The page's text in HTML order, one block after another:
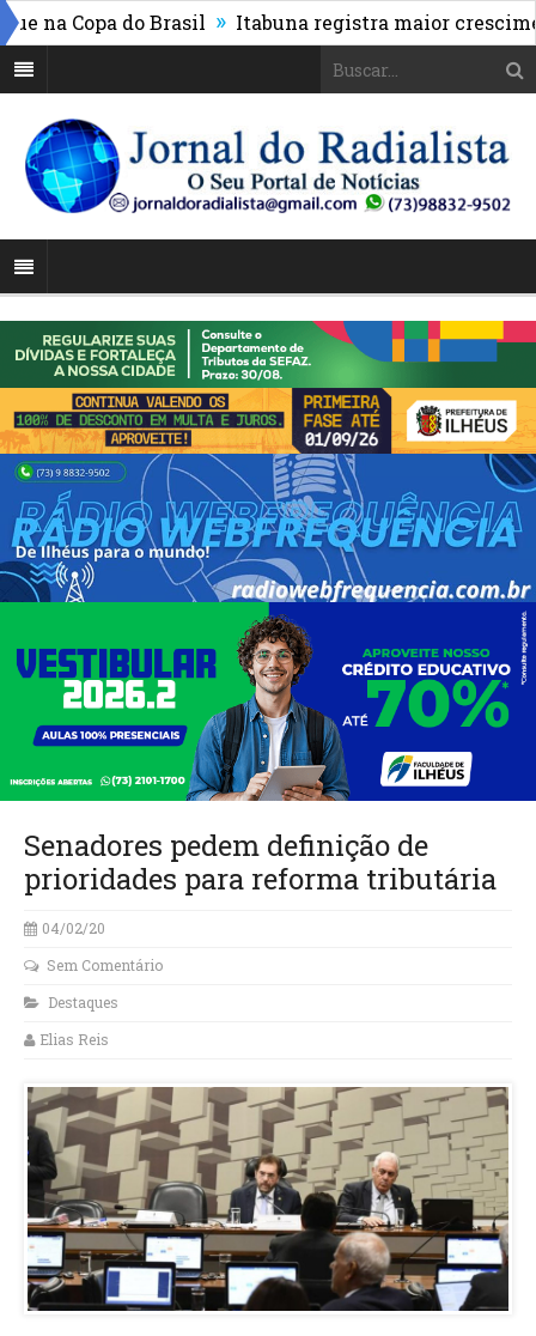
Copa do Brasil » Itabuna registra maior crescimento
Senadores pedem definição de
prioridades para reforma tributária
04/02/20
Sem Comentário
Destaques
Elias Reis